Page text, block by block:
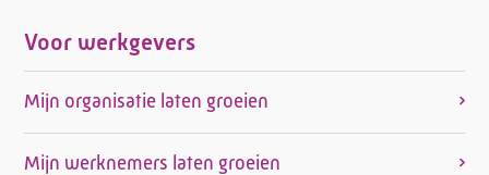
Voor werkgevers
Mijn organisatie laten groeien
Mijn werknemers laten groeien